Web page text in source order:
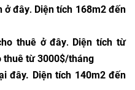
ở đây. Diện tích 168m2 đến
thuê ở đây. Diện tích từ
thuê từ 3000$/tháng
đây. Diện tích 140m2 đến